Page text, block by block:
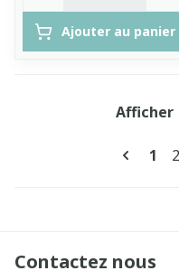
Ajouter au panier
1 2
Afficher
Contactez nous